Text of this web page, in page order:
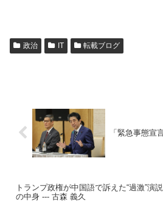
政治 IT 転載ブログ
「緊急事態宣
トランプ政権が中国語で訴えた“過激”演説
の中身 --- 古森 義久